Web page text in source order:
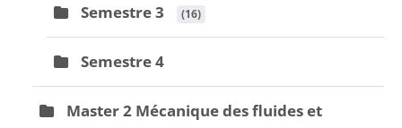
Semestre 3 (16)
Semestre 4
Master 2 Mécanique des fluides et